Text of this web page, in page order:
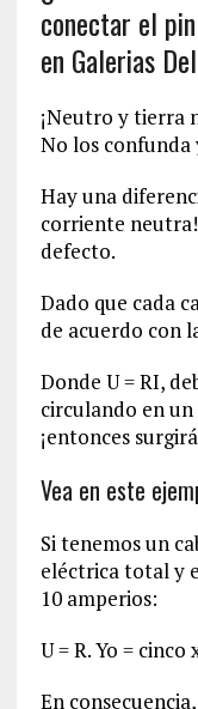
conectar el
en Galerias
¡Neutro y tierra
No los
Hay una
corriente
defecto.
Dado que cada
de acuerdo con
Donde U = RI,
circulando en
¡entonces
Vea en este
Si tenemos un
eléctrica total y
10 amperios:
U = R. Yo =
En